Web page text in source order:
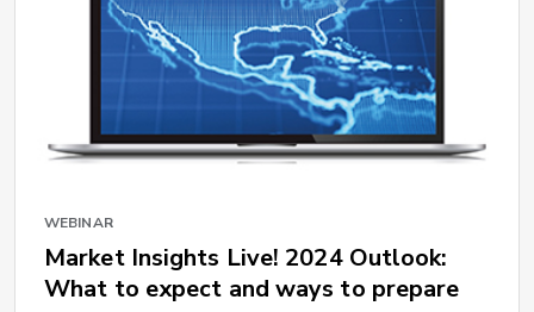
WEBINAR
Market Insights Live! 2024 Outlook:
What to expect and ways to prepare